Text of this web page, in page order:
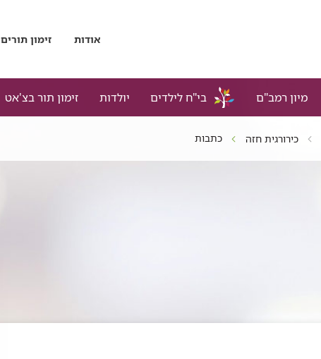
אודות זימון תורים
מיון רמב"ם בי"ח לילדים יולדות זימון תור בצ'אט
כירורגית חזה כתבות